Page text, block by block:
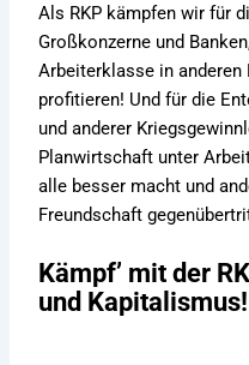
Als RKP kämpfen wir für
Großkonzerne und
Arbeiterklasse in anderen
profitieren! Und für die
und anderer
Planwirtschaft unter
alle besser macht und
Freundschaft
Kämpf’ mit der
und Kapitalismus!